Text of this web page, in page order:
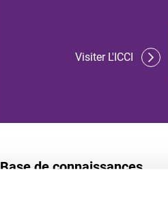
Visiter L'ICCI
Base de connaissances